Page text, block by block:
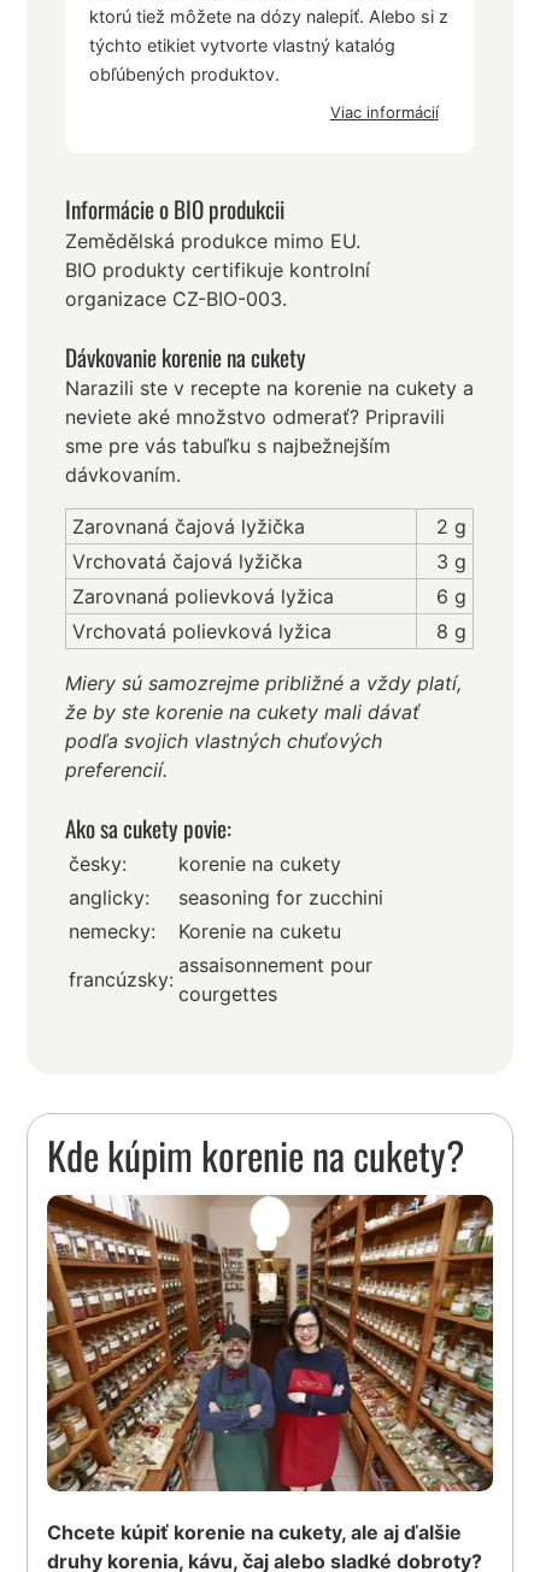
ktorú tiež môžete na dózy nalepiť. Alebo si z
týchto etikiet vytvorte vlastný katalóg
obľúbených produktov.
Viac informácií
Informácie o BIO produkcii
Zemědělská produkce mimo EU.
BIO produkty certifikuje kontrolní
organizace CZ-BIO-003.
Dávkovanie korenie na cukety
Narazili ste v recepte na korenie na cukety a
neviete aké množstvo odmerať? Pripravili
sme pre vás tabuľku s najbežnejším
dávkovaním.
Zarovnaná čajová lyžička
2 g
Vrchovatá čajová lyžička
3 g
Zarovnaná polievková lyžica
6 g
Vrchovatá polievková lyžica
8 g
Miery sú samozrejme približné a vždy platí,
že by ste korenie na cukety mali dávať
podľa svojich vlastných chuťových
preferencií.
Ako sa cukety povie:
česky:
korenie na cukety
anglicky:
seasoning for zucchini
nemecky:
Korenie na cuketu
francúzsky:
assaisonnement pour
courgettes
Kde kúpim korenie na cukety?
Chcete kúpiť korenie na cukety, ale aj ďalšie
druhy korenia, kávu, čaj alebo sladké dobroty?